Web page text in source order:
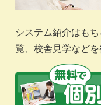
システム紹介はも
覧、校舎見学などを